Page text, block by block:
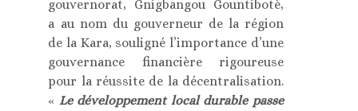
gouvernorat, Gnigbangou Gountibotè,
a au nom du gouverneur de la région
de la Kara, souligné l’importance d’une
gouvernance financière rigoureuse
pour la réussite de la décentralisation.
« Le développement local durable passe